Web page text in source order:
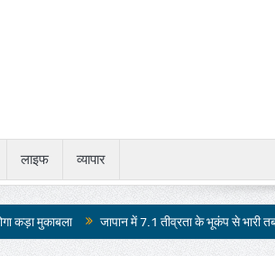
लाइफ व्यापार
जापान में 7.1 तीव्रता के भूकंप से भारी तबाही जौहर